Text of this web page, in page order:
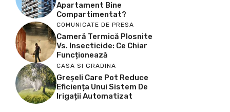
Apartament Bine
Compartimentat?
COMUNICATE DE PRESA
Cameră Termică Plosnite
Vs. Insecticide: Ce Chiar
Funcționează
CASA SI GRADINA
Greșeli Care Pot Reduce
Eficiența Unui Sistem De
Irigații Automatizat